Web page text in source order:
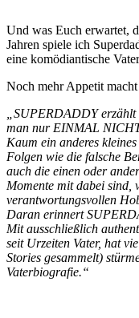
Und was Euch erwartet,
Jahren spiele ich
eine komödiantische
Noch mehr Appetit
„SUPERDADDY
man nur EINMAL
Kaum ein anderes
Folgen wie die falsche
auch die einen oder
Momente mit dabei sind,
verantwortungsvollen
Daran erinnert
Mit ausschließlich
seit Urzeiten Vater, hat
Stories gesammelt)
Vaterbiografie.“